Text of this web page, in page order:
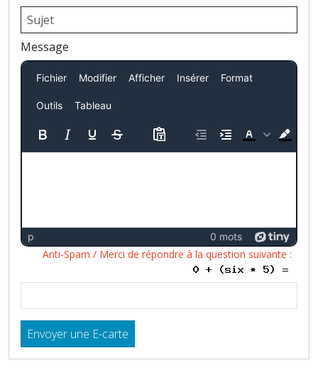
Message
Fichier Modifier Afficher Insérer Format
Outils Tableau
p 0 mots
Anti-Spam / Merci de répondre à la question suivante :
Envoyer une E-carte